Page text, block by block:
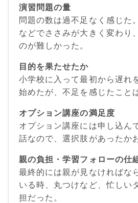
演習問題の量
問題の数は過不足なく感じた
などでささみが大きく変わり
のが難しかった。
目的を果たせたか
小学校に入って最初から遅れ
始めたが、不足を感じたこと
オプション講座の満足度
オプション講座には申し込ん
話なので、選択肢があったか
親の負担・学習フォローの仕
最終的には親が見なければな
いる時、丸つけなど、忙しい
担だった。